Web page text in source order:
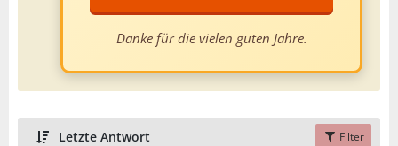
Danke für die vielen guten Jahre.
Letzte Antwort Filter